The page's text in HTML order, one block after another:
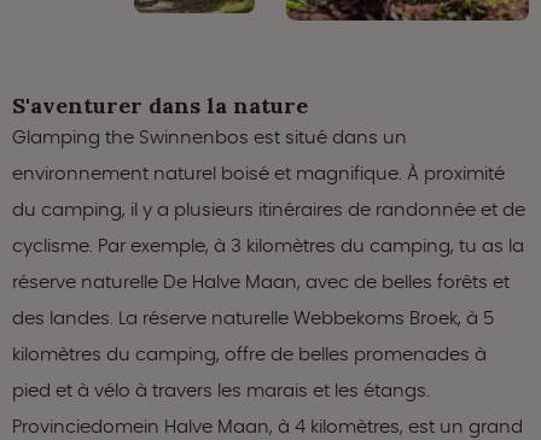
S'aventurer dans la nature
Glamping the Swinnenbos est situé dans un
environnement naturel boisé et magnifique. À proximité
du camping, il y a plusieurs itinéraires de randonnée et de
cyclisme. Par exemple, à 3 kilomètres du camping, tu as la
réserve naturelle De Halve Maan, avec de belles forêts et
des landes. La réserve naturelle Webbekoms Broek, à 5
kilomètres du camping, offre de belles promenades à
pied et à vélo à travers les marais et les étangs.
Provinciedomein Halve Maan, à 4 kilomètres, est un grand